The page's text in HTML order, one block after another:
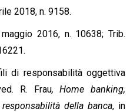
2018, n. 9158.
2016, n. 10638; Trib.
di responsabilità oggettiva
R. Frau, Home banking,
della banca, in